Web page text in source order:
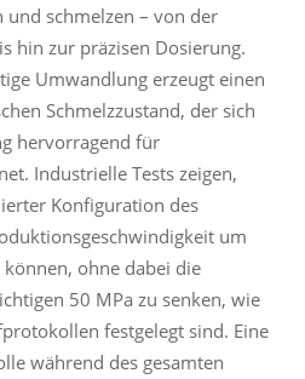
schmelzen – von der
hin zur präzisen Dosierung.
Umwandlung erzeugt einen
Schmelzzustand, der sich
hervorragend für
Industrielle Tests zeigen,
Konfiguration des
um
ohne dabei die
50 MPa zu senken, wie
festgelegt sind. Eine
während des gesamten